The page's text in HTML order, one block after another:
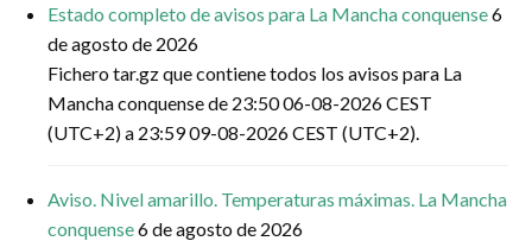
Estado completo de avisos para La Mancha conquense6
de agosto de 2026
Fichero tar.gz que contiene todos los avisos para La
Mancha conquense de 23:50 06-08-2026 CEST
(UTC+2) a 23:59 09-08-2026 CEST (UTC+2).
Aviso. Nivel amarillo. Temperaturas máximas. La Mancha
conquense6 de agosto de 2026